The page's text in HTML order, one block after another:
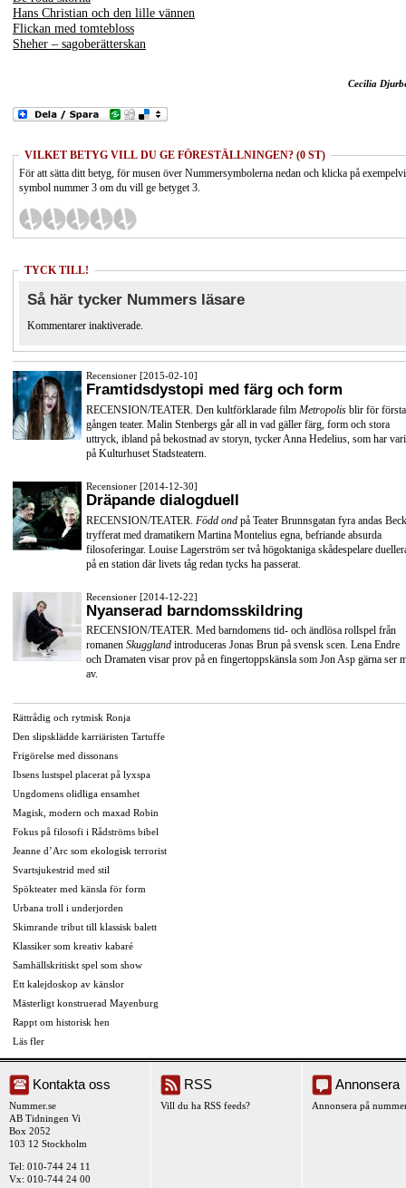
Hans Christian och den lille vännen
Flickan med tomtebloss
Sheher – sagoberätterskan
Cecilia
VILKET BETYG VILL DU GE FÖRESTÄLLNINGEN? (0 ST)
För att sätta ditt betyg, för musen över Nummersymbolerna nedan och klicka på
symbol nummer 3 om du vill ge betyget 3.
TYCK TILL!
Så här tycker Nummers läsare
Kommentarer inaktiverade.
Recensioner [2015-02-10]
Framtidsdystopi med färg och form
RECENSION/TEATER. Den kultförklarade film Metropolis blir för första
gången teater. Malin Stenbergs går all in vad gäller färg, form och stora
uttryck, ibland på bekostnad av storyn, tycker Anna Hedelius, som har
på Kulturhuset Stadsteatern.
Recensioner [2014-12-30]
Dräpande dialogduell
RECENSION/TEATER. Född ond på Teater Brunnsgatan fyra andas
tryfferat med dramatikern Martina Montelius egna, befriande absurda
filosoferingar. Louise Lagerström ser två högoktaniga skådespelare
på en station där livets tåg redan tycks ha passerat.
Recensioner [2014-12-22]
Nyanserad barndomsskildring
RECENSION/TEATER. Med barndomens tid- och ändlösa rollspel från
romanen Skuggland introduceras Jonas Brun på svensk scen. Lena Endre
och Dramaten visar prov på en fingertoppskänsla som Jon Asp gärna ser
av.
Rättrådig och rytmisk Ronja
Den slipsklädde karriäristen Tartuffe
Frigörelse med dissonans
Ibsens lustspel placerat på lyxspa
Ungdomens olidliga ensamhet
Magisk, modern och maxad Robin
Fokus på filosofi i Rådströms bibel
Jeanne d’Arc som ekologisk terrorist
Svartsjukestrid med stil
Spökteater med känsla för form
Urbana troll i underjorden
Skimrande tribut till klassisk balett
Klassiker som kreativ kabaré
Samhällskritiskt spel som show
Ett kalejdoskop av känslor
Mästerligt konstruerad Mayenburg
Rappt om historisk hen
Läs fler
Kontakta oss
Nummer.se
AB Tidningen Vi
Box 2052
103 12 Stockholm
Tel: 010-744 24 11
Vx: 010-744 24 00
RSS
Vill du ha RSS feeds?
Annonsera
Annonsera på